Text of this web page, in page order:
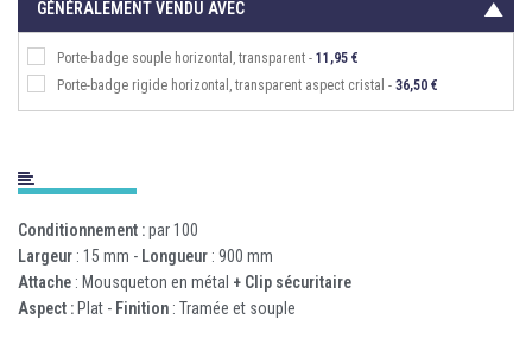
GÉNÉRALEMENT VENDU AVEC
Porte-badge souple horizontal, transparent - 11,95 €
Porte-badge rigide horizontal, transparent aspect cristal - 36,50 €
Conditionnement :par 100
Largeur : 15 mm - Longueur : 900 mm
Attache : Mousqueton en métal + Clip sécuritaire
Aspect : Plat - Finition : Tramée et souple